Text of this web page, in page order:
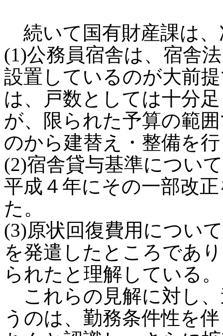
続いて国有財産課は
(1)公務員宿舎は、宿舎
設置しているのが大前
は、戸数としては十分
が、限られた予算の範
のから建替え・整備を
(2)宿舎貸与基準につい
平成４年にその一部改
た。
(3)原状回復費用につい
を発遣したところであ
られたと理解している。
これらの見解に対し
うのは、勤務条件性を